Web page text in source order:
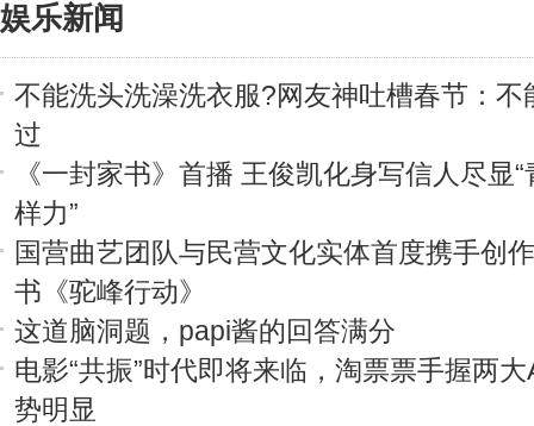
娱乐新闻
不能洗头洗澡洗衣服?网友神吐槽春节：不
过
《一封家书》首播 王俊凯化身写信人尽显
样力”
国营曲艺团队与民营文化实体首度携手创
书《驼峰行动》
这道脑洞题，papi酱的回答满分
电影“共振”时代即将来临，淘票票手握两
势明显